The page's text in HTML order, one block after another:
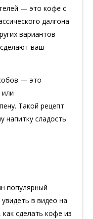
— это кофе с
далгона
вариантов
ваш
— это
Такой рецепт
напитку сладость
популярный
в видео на
сделать кофе из